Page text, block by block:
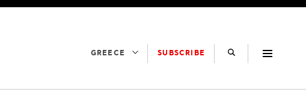
GREECE SUBSCRIBE